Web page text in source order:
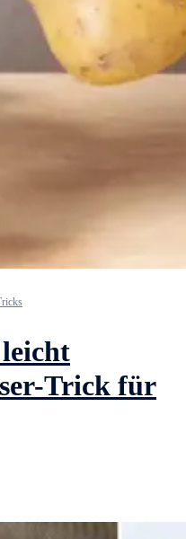
Trick für